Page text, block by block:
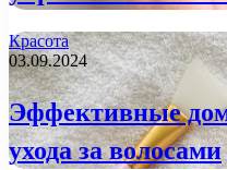
Красота
03.09.2024
Эффективные
ухода за волосами